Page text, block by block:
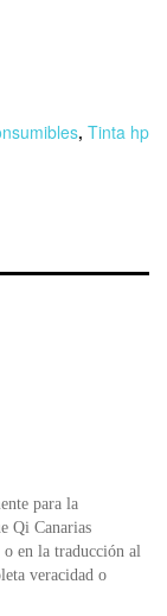
, Tinta hp
para la
Qi Canarias
en la traducción al
veracidad o